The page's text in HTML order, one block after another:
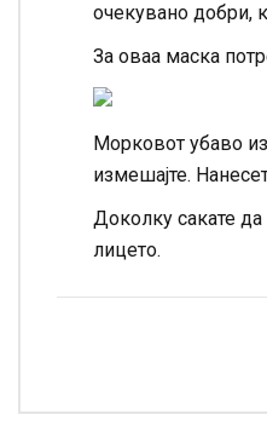
очекувано добри,
За оваа маска
Морковот убаво
измешајте.
Доколку сакате да
лицето.